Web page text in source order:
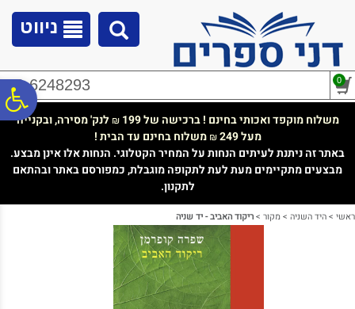
נגישות
ניווט
02-6248293 0
משלוח מוקפד ואכותי בחינם ! ברכישה של 199 ₪ לנק' מסירה, ובקנייה
מעל 249
₪משלוח בחינם עד הבית !
באתר זה ניתנת לעיתים הנחות על המחיר הקטלוגי. הנחות אלו אינן מבצע.
מבצעים מתקיימים מעת לעת לתקופה מוגבלת, כמפורסם באתר ובהתאם
לתקנון.
ראשי >היד השניה >מקור >ריקוד האביב - יד שניה